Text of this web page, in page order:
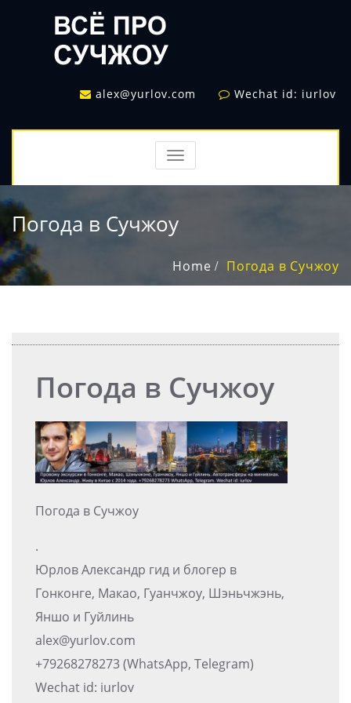
alex@yurlov.com Wechat id: iurlov
TOGGLE
NAVIGATION
Погода в Сучжоу
Home Погода в Сучжоу
Погода в Сучжоу
Погода в Сучжоу
.
Юрлов Александр гид и блогер в
Гонконге, Макао, Гуанчжоу, Шэньчжэнь,
Яншо и Гуйлинь
alex@yurlov.com
+79268278273 (WhatsApp, Telegram)
Wechat id: iurlov